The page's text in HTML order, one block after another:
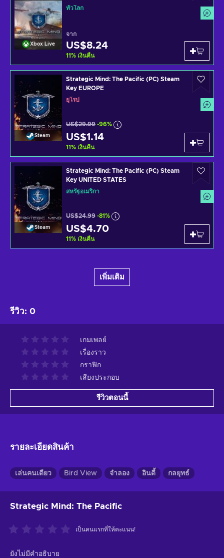
Xbox Live
ทั่วโลก
จาก
US$8.24
11% เงินคืน
Steam
Strategic Mind: The Pacific (PC) Steam
Key EUROPE
ยุโรป
US$29.99 -96%
US$1.14
11% เงินคืน
Steam
Strategic Mind: The Pacific (PC) Steam
Key UNITED STATES
สหรัฐอเมริกา
US$24.99 -81%
US$4.70
11% เงินคืน
เพิ่มเติม
รีวิว: 0
เกมเพลย์
เรื่องราว
กราฟิก
เสียงประกอบ
รีวิวตอนนี้
รายละเอียดสินค้า
เล่นคนเดียว Bird View จำลอง อินดี้ กลยุทธ์
Strategic Mind: The Pacific
เป็นคนแรกที่ให้คะแนน!
ยังไม่มีคำอธิบาย